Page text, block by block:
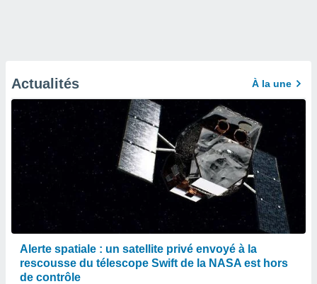
Actualités À la une
Alerte spatiale : un satellite privé envoyé à la
rescousse du télescope Swift de la NASA est hors
de contrôle